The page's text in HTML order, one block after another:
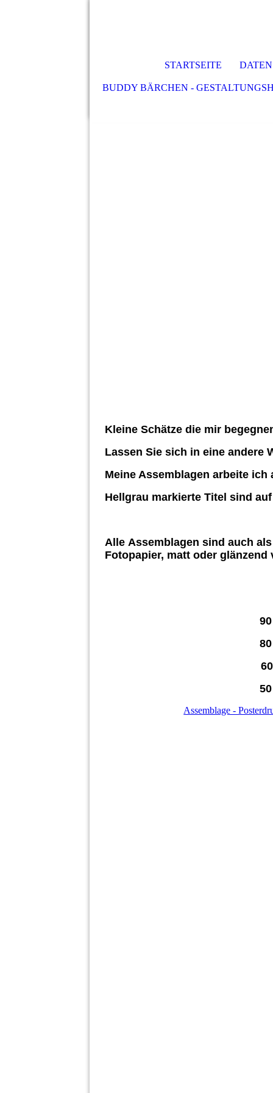
STARTSEITE
BUDDY BÄRCHEN -
Kleine Schätze die mir
Lassen Sie sich in eine andere
Meine Assemblagen arbeite
Hellgrau markierte Titel sind
Alle Assemblagen sind auch
Fotopapier, matt oder glänzend
Assemblage -